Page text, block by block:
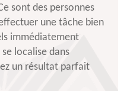
sont des personnes
une tâche bien
immédiatement
localise dans
un résultat parfait